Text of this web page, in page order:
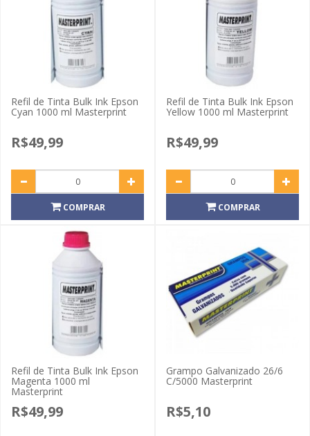
Refil de Tinta Bulk Ink Epson
Cyan 1000 ml Masterprint
R$49,99
COMPRAR
Refil de Tinta Bulk Ink Epson
Yellow 1000 ml Masterprint
R$49,99
COMPRAR
Refil de Tinta Bulk Ink Epson
Magenta 1000 ml
Masterprint
R$49,99
Grampo Galvanizado 26/6
C/5000 Masterprint
R$5,10